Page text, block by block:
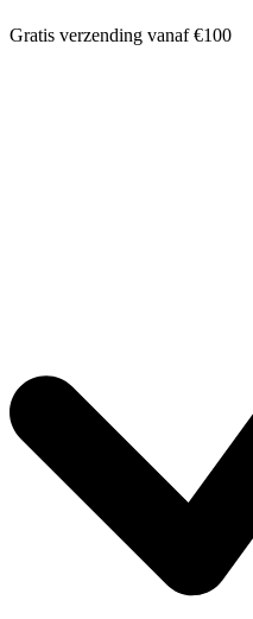
Gratis verzending vanaf €100